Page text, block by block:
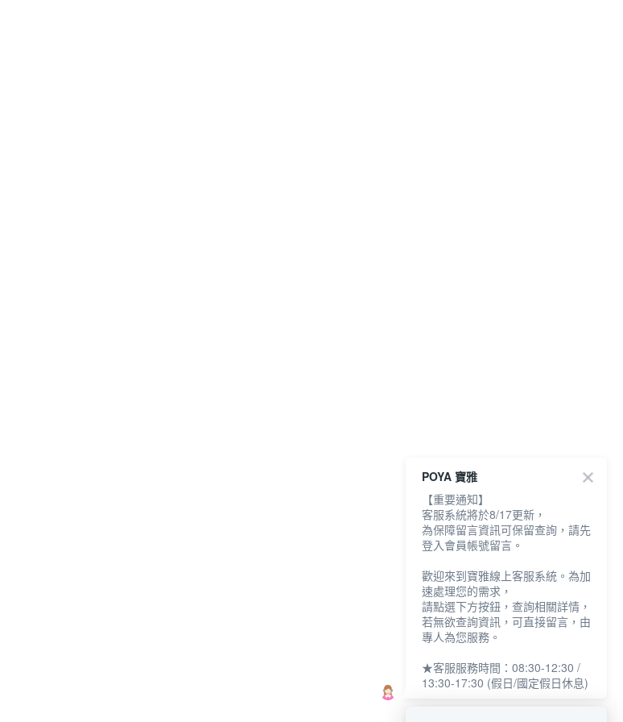
POYA 寶雅
【重要通知】
客服系統將於8/17更新，
為保障留言資訊可保留查詢，請先
登入會員帳號留言。
歡迎來到寶雅線上客服系統。為加
速處理您的需求，
請點選下方按鈕，查詢相關詳情，
若無欲查詢資訊，可直接留言，由
專人為您服務。
★客服服務時間：08:30-12:30 /
13:30-17:30 (假日/國定假日休息)